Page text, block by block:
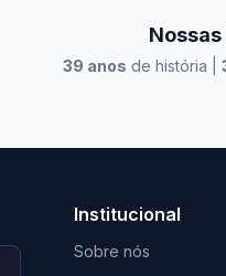
Nossas
39 anos de história |
Institucional
Sobre nós